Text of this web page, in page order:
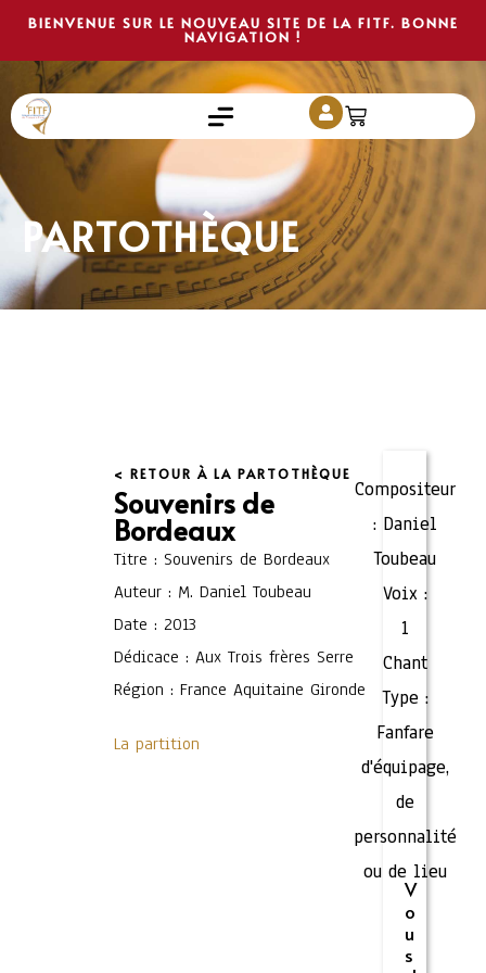
BIENVENUE SUR LE NOUVEAU SITE DE LA FITF. BONNE
NAVIGATION !
PARTOTHÈQUE
< RETOUR À LA PARTOTHÈQUE
Souvenirs de
Bordeaux
Titre : Souvenirs de Bordeaux
Auteur : M. Daniel Toubeau
Date : 2013
Dédicace : Aux Trois frères Serre
Région : France Aquitaine Gironde
La partition
Compositeur
: Daniel
Toubeau
Voix :
1
Chant
Type :
Fanfare
d'équipage,
de
personnalité
ou de lieu
V
o
u
s